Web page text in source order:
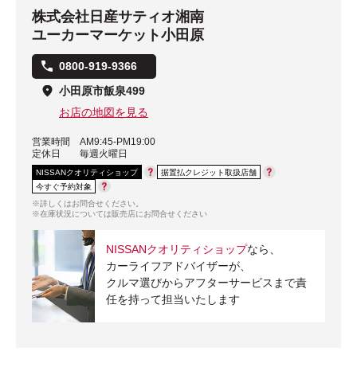
株式会社日産サティオ湘南
ユーカーマーケット小田原
0800-919-9366
小田原市飯泉499
お店の地図を見る
営業時間
AM9:45-PM19:00
定休日
毎週火曜日
NISSANクオリティショップ
据置払クレジット取扱店舗
今すぐ予約対象
※詳しくはお問合せください。
※在庫状況については販売店にお問合せください
NISSANクオリティショップなら、
カーライフアドバイザーが、
クルマ選びからアフターサービスまで責
任を持って担当いたします